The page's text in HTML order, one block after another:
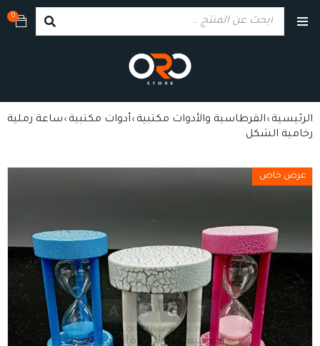
0
الرئيسية › القرطاسية والأدوات مكتبية › أدوات مكتبية › ساعة رملية
رخامية الشكل
عرض خاص